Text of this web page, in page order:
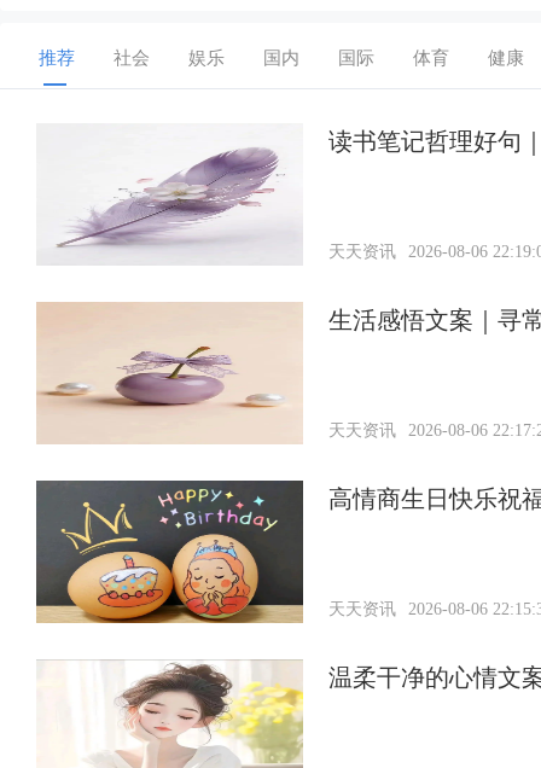
推荐 社会 娱乐 国内 国际 体育 健康
读书笔记哲理好句
天天资讯 2026-08-06
生活感悟文案｜寻
天天资讯 2026-08-06
高情商生日快乐祝
天天资讯 2026-08-06
温柔干净的心情文